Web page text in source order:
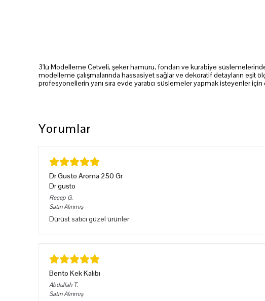
3'lü Modelleme Cetveli, şeker hamuru, fondan ve kurabiye
modelleme çalışmalarında hassasiyet sağlar ve dekoratif detayların eşit
profesyonellerin yanı sıra evde yaratıcı süslemeler yapmak isteyenler
Yorumlar
Dr Gusto Aroma 250 Gr
Dr gusto
Recep G.
Satın Alınmış
Dürüst satıcı güzel ürünler
Bento Kek Kalıbı
Abdullah T.
Satın Alınmış